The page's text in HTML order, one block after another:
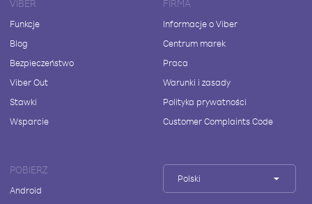
VIBER
Funkcje
Blog
Bezpieczeństwo
Viber Out
Stawki
Wsparcie
FIRMA
Informacje o Viber
Centrum marek
Praca
Warunki i zasady
Polityka prywatności
Customer Complaints Code
POBIERZ
Android
Polski